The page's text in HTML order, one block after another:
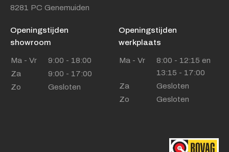
8281 PC Genemuiden
Openingstijden
showroom
Ma - Vr
9:00 - 18:00
Za
9:00 - 17:00
Zo
Gesloten
Openingstijden
werkplaats
Ma - Vr
8:00 - 12:15 en
13:15 - 17:00
Za
Gesloten
Zo
Gesloten